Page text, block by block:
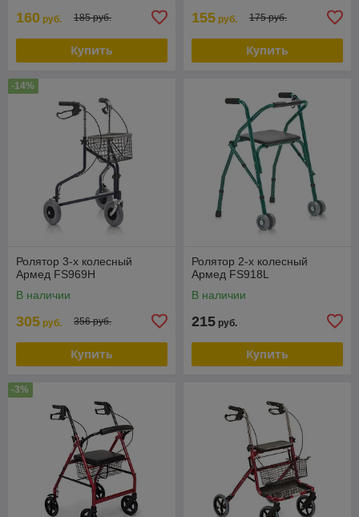
160 руб. 185 руб.
Купить
155 руб. 175 руб.
Купить
-14%
Ролятор 3-х колесный
Армед FS969H
В наличии
305 руб. 356 руб.
Купить
Ролятор 2-х колесный
Армед FS918L
В наличии
215 руб.
Купить
-3%